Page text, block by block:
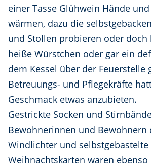
einer Tasse Glühwein Hände
wärmen, dazu die
und Stollen probieren oder doch
heiße Würstchen oder gar ein
dem Kessel über der Feuerstelle
Betreuungs- und Pflegekräfte
Geschmack etwas anzubieten.
Gestrickte Socken und
Bewohnerinnen und Bewohnern
Windlichter und selbstgebastelte
Weihnachtskarten waren